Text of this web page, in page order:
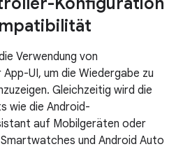
Verwendung von
App-UI, um die Wiedergabe zu
Gleichzeitig wird die
wie die Android-
auf Mobilgeräten oder
und Android Auto